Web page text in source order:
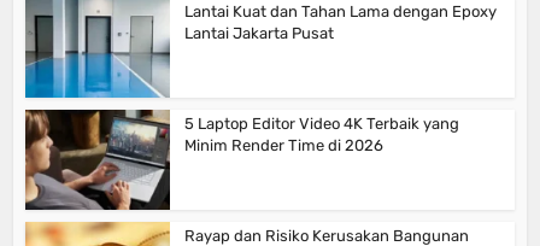
Lantai Kuat dan Tahan Lama dengan Epoxy
Lantai Jakarta Pusat
5 Laptop Editor Video 4K Terbaik yang
Minim Render Time di 2026
Rayap dan Risiko Kerusakan Bangunan